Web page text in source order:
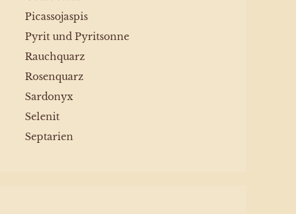
Picassojaspis
Pyrit und Pyritsonne
Rauchquarz
Rosenquarz
Sardonyx
Selenit
Septarien